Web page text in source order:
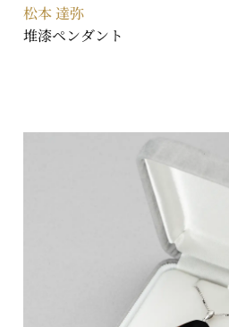
松本 達弥
堆漆ペンダント